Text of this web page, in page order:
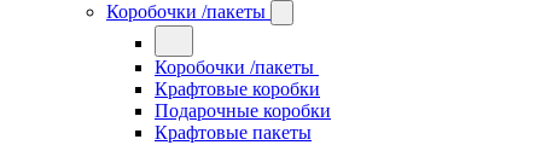
Коробочки /пакеты
Коробочки /пакеты
Крафтовые коробки
Подарочные коробки
Крафтовые пакеты